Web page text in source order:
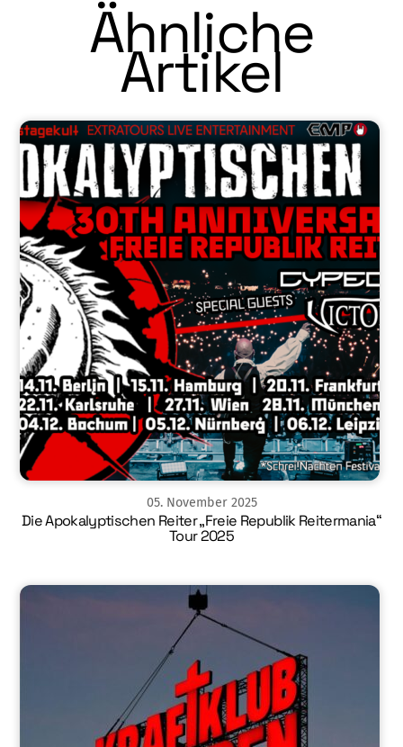
Ähnliche
Artikel
05. November 2025
Die Apokalyptischen Reiter „Freie Republik Reitermania“
Tour 2025